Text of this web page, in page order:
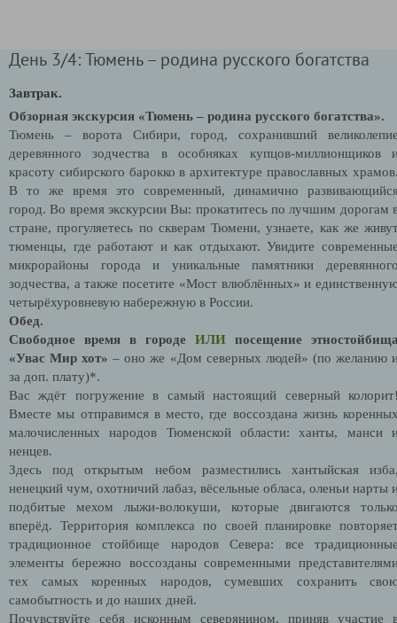
День 3/4: Тюмень – родина русского богатства
Завтрак.
Обзорная экскурсия «Тюмень – родина русского богатства».
Тюмень – ворота Сибири, город, сохранивший
деревянного зодчества в особняках купцов-миллионщиков
красоту сибирского барокко в архитектуре православных
В то же время это современный, динамично
город.Во время экскурсии Вы: прокатитесь по лучшим дорогам
стране, прогуляетесь по скверам Тюмени, узнаете, как же
тюменцы, где работают и как отдыхают. Увидите
микрорайоны города и уникальные памятники
зодчества, а также посетите «Мост влюблённых» и
четырёхуровневую набережную в России.
Обед.
Свободное время в городе ИЛИ
посещение
«Увас Мир хот» – оно же «Дом северных людей» (по желанию
за доп. плату)*.
Вас ждёт погружение в самый настоящий северный
Вместе мы отправимся в место, где воссоздана жизнь
малочисленных народов Тюменской области: ханты, манси
ненцев.
Здесь под открытым небом разместились хантыйская
ненецкий чум, охотничий лабаз, вёсельные обласа, оленьи нарты
подбитые мехом лыжи-волокуши, которые двигаются
вперёд. Территория комплекса по своей планировке
традиционное стойбище народов Севера: все
элементы бережно воссозданы современными
тех самых коренных народов, сумевших сохранить
самобытность и до наших дней.
Почувствуйте себя исконным северянином, приняв участие